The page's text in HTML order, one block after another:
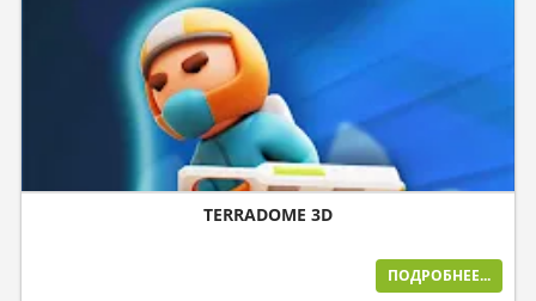
TERRADOME 3D
ПОДРОБНЕЕ...